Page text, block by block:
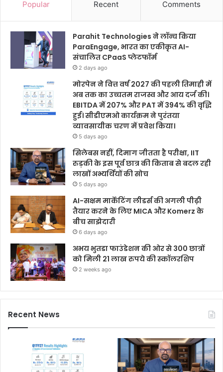
Popular Recent Comments
Parahit Technologies ने लॉन्च किया
ParaEngage, भारत का एकीकृत AI-
संचालित CPaaS प्लेटफॉर्म
2 days ago
मोरपेन ने वित्त वर्ष 2027 की पहली तिमाही में
अब तक का उच्चतम राजस्व और आय दर्ज की।
EBITDA में 207% और PAT में 394% की वृद्धि
हुई। सीडीएमओ कार्यक्रम ने पुरंतया
व्यावसायीक चरण में प्रवेश किया।
5 days ago
सिलेबस नहीं, दिमाग जीतता है परीक्षा, IIT
रुड़की के इस पूर्व छात्र की किताब से बदल रही
लाखों अभ्यर्थियों की सोच
5 days ago
AI-सक्षम मार्केटिंग लीडर्स की अगली पीढ़ी
तैयार करने के लिए MICA और Komerz के
बीच साझेदारी
6 days ago
अभय भुतडा फाउंडेशन की ओर से 300 छात्रों
को मिली 21 लाख रुपये की स्कॉलरशिप
2 weeks ago
Recent News